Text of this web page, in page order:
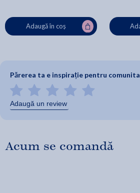
Adaugă în coș
Părerea ta e inspirație pentru
Adaugă un review
Acum se comandă